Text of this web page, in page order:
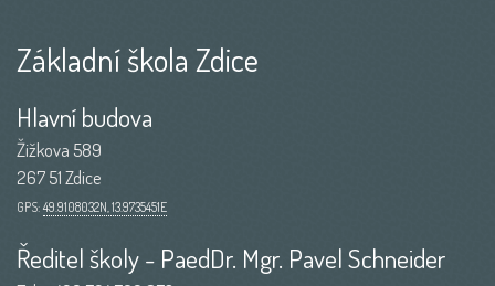
Základní škola Zdice
Hlavní budova
Žižkova 589
267 51 Zdice
GPS: 49.9108032N, 13.9735451E
Ředitel školy - PaedDr. Mgr. Pavel Schneider